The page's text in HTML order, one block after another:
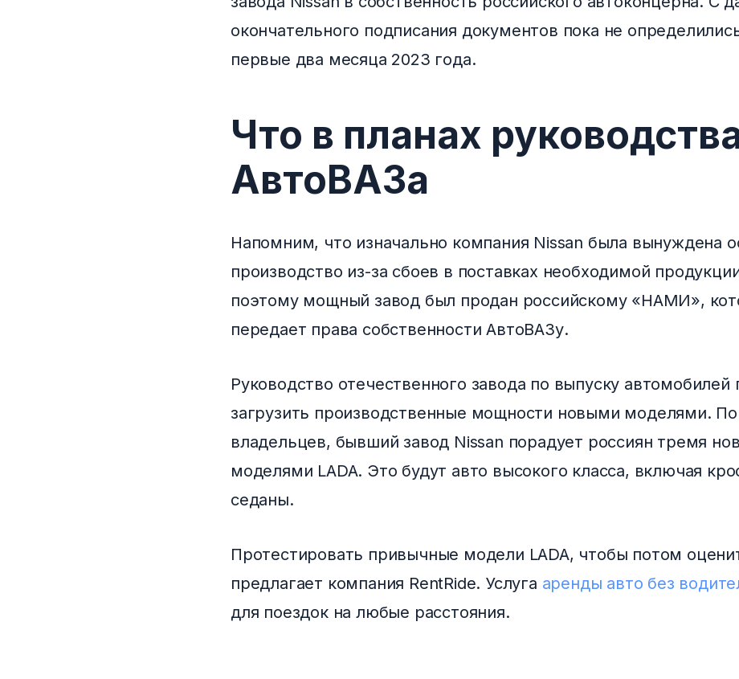
окончательного подписания документов пока не
первые два месяца 2023 года.
Что в планах
АвтоВАЗа
Напомним, что изначально компания Nissan была вынуждена
производство из-за сбоев в поставках необходимой
поэтому мощный завод был продан российскому «НАМИ»,
передает права собственности АвтоВАЗу.
Руководство отечественного завода по выпуску автомобилей
загрузить производственные мощности новыми моделями.
владельцев, бывший завод Nissan порадует россиян тремя
моделями LADA. Это будут авто высокого класса, включая
седаны.
Протестировать привычные модели LADA, чтобы потом
предлагает компания RentRide. Услуга аренды авто без
для поездок на любые расстояния.